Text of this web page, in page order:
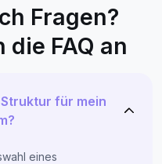
Fragen?
die FAQ an
für mein
eines